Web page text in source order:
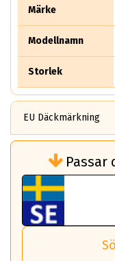
Märke
Modellnamn
Storlek
EU Däckmärkning
Det ska vara en
till G för
Ett klass A däck
bränsleförbrukning
Det betyder att om
så sparar man 50